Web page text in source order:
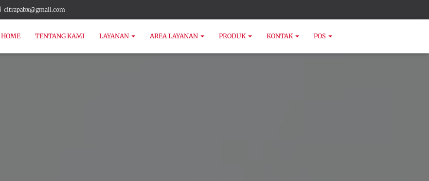
citrapabx@gmail.com
HOME TENTANG KAMI LAYANAN AREA LAYANAN PRODUK KONTAK POS